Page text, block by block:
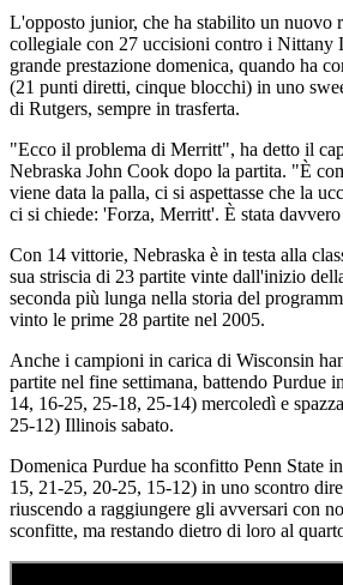
L'opposto junior, che ha stabilito un nuovo
collegiale con 27 uccisioni contro i Nittany
grande prestazione domenica, quando ha
(21 punti diretti, cinque blocchi) in uno
di Rutgers, sempre in trasferta.
"Ecco il problema di Merritt", ha detto il
Nebraska John Cook dopo la partita. "È
viene data la palla, ci si aspettasse che la
ci si chiede: 'Forza, Merritt'. È stata
Con 14 vittorie, Nebraska è in testa alla
sua striscia di 23 partite vinte dall'inizio
seconda più lunga nella storia del
vinto le prime 28 partite nel 2005.
Anche i campioni in carica di Wisconsin
partite nel fine settimana, battendo Purdue
14, 16-25, 25-18, 25-14) mercoledì e
25-12) Illinois sabato.
Domenica Purdue ha sconfitto Penn State
15, 21-25, 20-25, 15-12) in uno scontro
riuscendo a raggiungere gli avversari con
sconfitte, ma restando dietro di loro al